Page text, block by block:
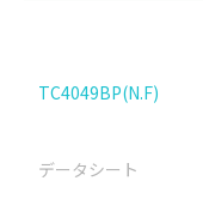
TC4049BP(N.F)